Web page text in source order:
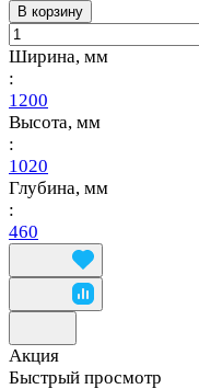
В корзину
Ширина, мм
:
1200
Высота, мм
:
1020
Глубина, мм
:
460
Акция
Быстрый просмотр